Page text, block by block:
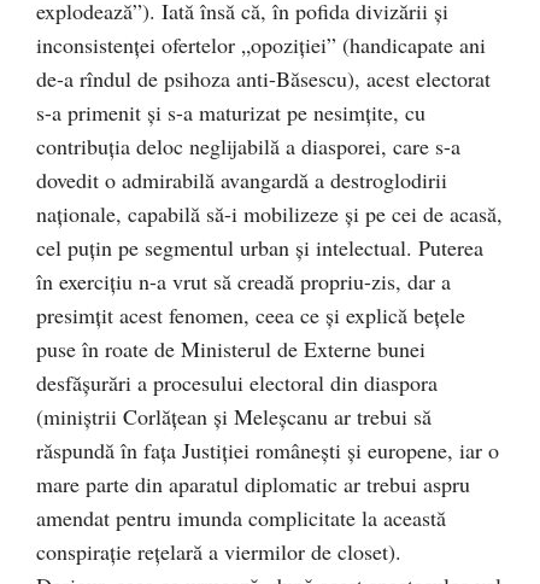
explodează”). Iată însă că, în pofida divizării şi
inconsistenţei ofertelor „opoziţiei” (handicapate ani
de-a rîndul de psihoza anti-Băsescu), acest electorat
s-a primenit şi s-a maturizat pe nesimţite, cu
contribuţia deloc neglijabilă a diasporei, care s-a
dovedit o admirabilă avangardă a destroglodirii
naţionale, capabilă să-i mobilizeze şi pe cei de acasă,
cel puţin pe segmentul urban şi intelectual. Puterea
în exerciţiu n-a vrut să creadă propriu-zis, dar a
presimţit acest fenomen, ceea ce şi explică beţele
puse în roate de Ministerul de Externe bunei
desfăşurări a procesului electoral din diaspora
(miniştrii Corlăţean şi Meleşcanu ar trebui să
răspundă în faţa Justiţiei româneşti şi europene, iar o
mare parte din aparatul diplomatic ar trebui aspru
amendat pentru imunda complicitate la această
conspiraţie reţelară a viermilor de closet).